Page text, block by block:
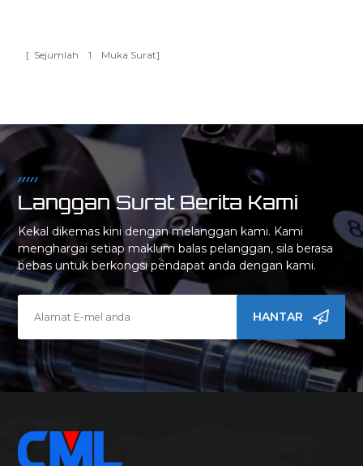
[ Sejumlah 1 Muka Surat]
Langgan Surat Berita Kami
Kekal dikemas kini dengan melanggan kami. Kami
menghargai setiap maklum balas pelanggan, sila berasa
bebas untuk berkongsi pendapat anda dengan kami.
HANTAR